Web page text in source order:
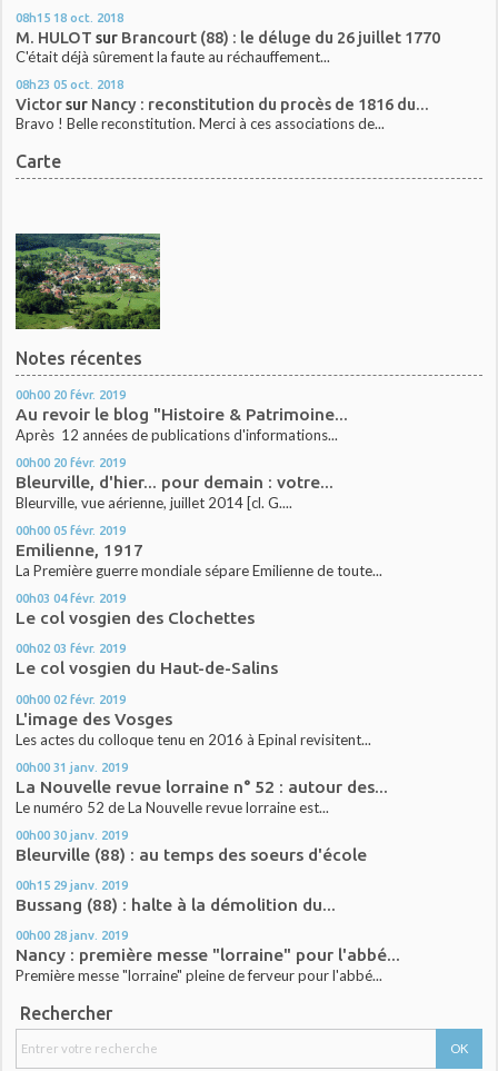
08h15 18 oct. 2018
M. HULOT sur Brancourt (88) : le déluge du 26 juillet 1770
C'était déjà sûrement la faute au réchauffement...
08h23 05 oct. 2018
Victorsur Nancy : reconstitution du procès de 1816 du...
Bravo ! Belle reconstitution. Merci à ces associations de...
Carte
Notes récentes
00h00 20 févr. 2019
Au revoir le blog "Histoire & Patrimoine...
Après 12 années de publications d'informations...
00h00 20 févr. 2019
Bleurville, d'hier... pour demain : votre...
Bleurville, vue aérienne, juillet 2014 [cl. G....
00h00 05 févr. 2019
Emilienne, 1917
La Première guerre mondiale sépare Emilienne de toute...
00h03 04 févr. 2019
Le col vosgien des Clochettes
00h02 03 févr. 2019
Le col vosgien du Haut-de-Salins
00h00 02 févr. 2019
L'image des Vosges
Les actes du colloque tenu en 2016 à Epinal revisitent...
00h00 31 janv. 2019
La Nouvelle revue lorraine n° 52 : autour des...
Le numéro 52 de La Nouvelle revue lorraine est...
00h00 30 janv. 2019
Bleurville (88) : au temps des soeurs d'école
00h15 29 janv. 2019
Bussang (88) : halte à la démolition du...
00h00 28 janv. 2019
Nancy : première messe "lorraine" pour l'abbé...
Première messe "lorraine" pleine de ferveur pour l'abbé...
Rechercher